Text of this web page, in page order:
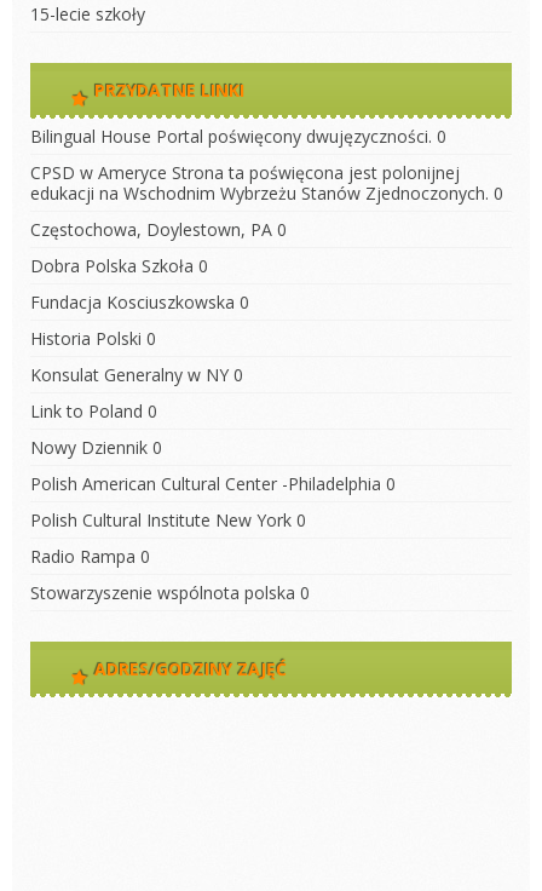
15-lecie szkoły
PRZYDATNE LINKI
Bilingual House Portal poświęcony dwujęzyczności. 0
CPSD w Ameryce Strona ta poświęcona jest polonijnej
edukacji na Wschodnim Wybrzeżu Stanów Zjednoczonych. 0
Częstochowa, Doylestown, PA 0
Dobra Polska Szkoła 0
Fundacja Kosciuszkowska 0
Historia Polski 0
Konsulat Generalny w NY 0
Link to Poland 0
Nowy Dziennik 0
Polish American Cultural Center -Philadelphia 0
Polish Cultural Institute New York 0
Radio Rampa 0
Stowarzyszenie wspólnota polska 0
ADRES/GODZINY ZAJĘĆ